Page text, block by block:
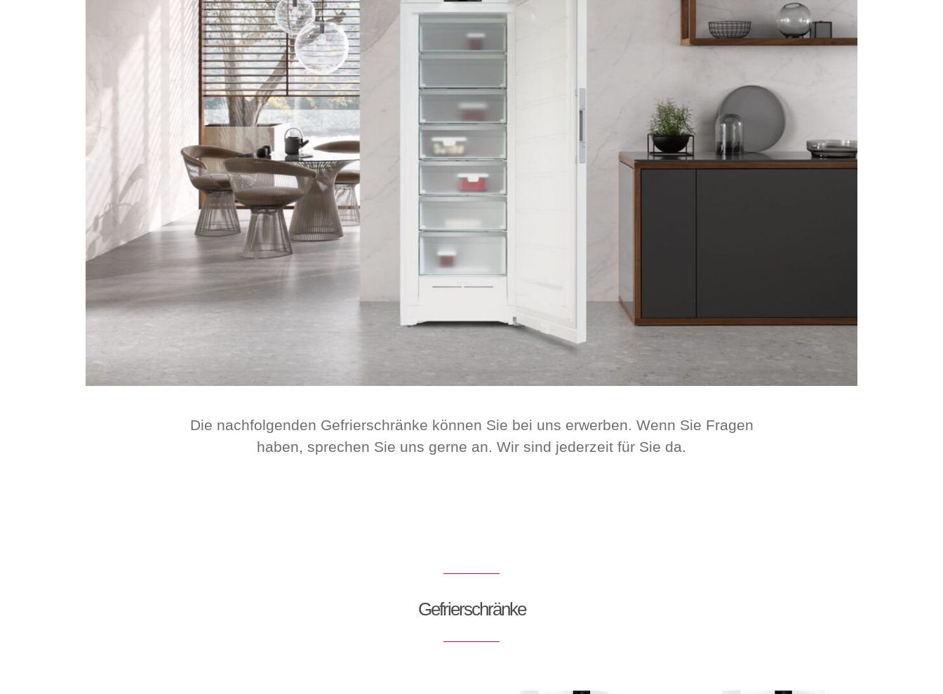
Die nachfolgenden Gefrierschränke können Sie bei uns erwerben. Wenn Sie Fragen
haben, sprechen Sie uns gerne an. Wir sind jederzeit für Sie da.
Gefrierschränke